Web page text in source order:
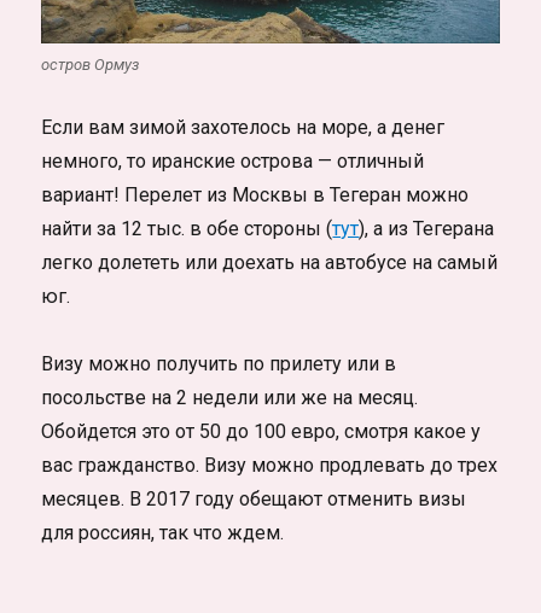
остров Ормуз
Если вам зимой захотелось на море, а денег
немного, то иранские острова — отличный
вариант! Перелет из Москвы в Тегеран можно
найти за 12 тыс. в обе стороны (тут), а из Тегерана
легко долететь или доехать на автобусе на самый
юг.
Визу можно получить по прилету или в
посольстве на 2 недели или же на месяц.
Обойдется это от 50 до 100 евро, смотря какое у
вас гражданство. Визу можно продлевать до трех
месяцев. В 2017 году обещают отменить визы
для россиян, так что ждем.